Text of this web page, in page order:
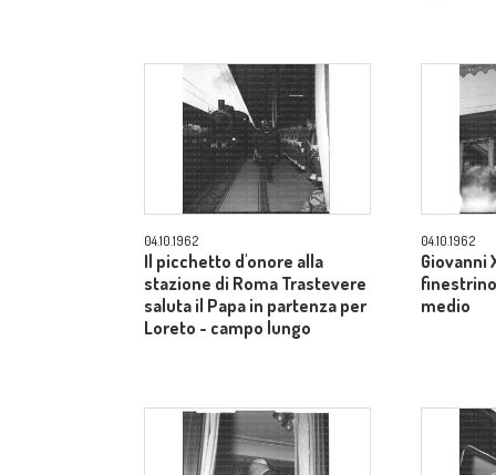
04.10.1962
Il picchetto d'onore alla
stazione di Roma Trastevere
saluta il Papa in partenza per
Loreto - campo lungo
04.10.1962
Giovanni
medio